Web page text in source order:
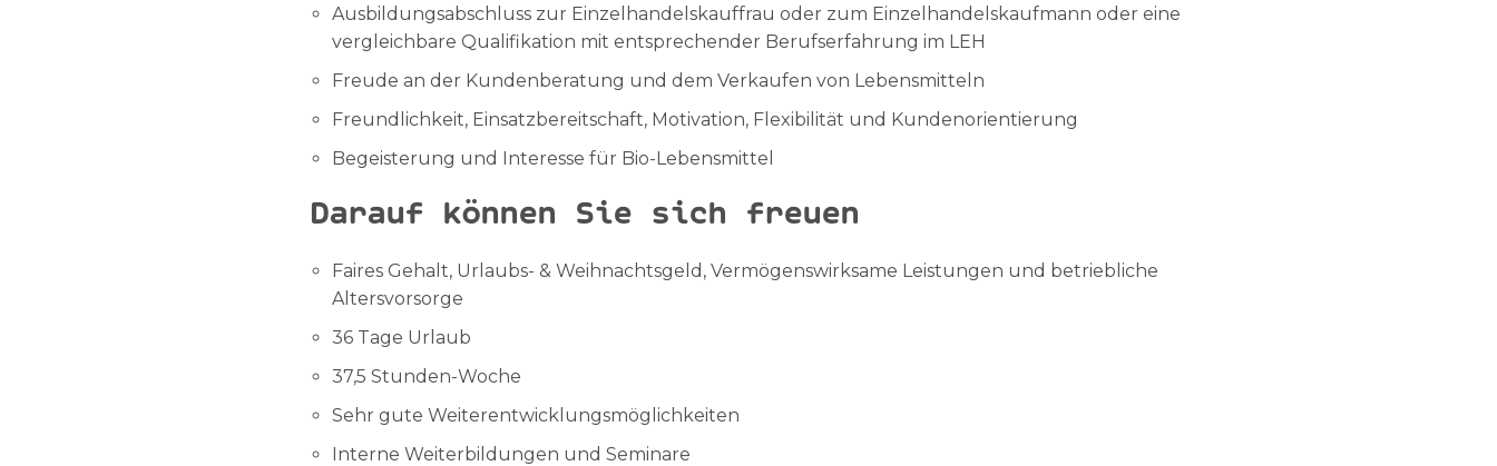
Ausbildungsabschluss zur Einzelhandelskauffrau oder zum Einzelhandelskaufmann oder eine
vergleichbare Qualifikation mit entsprechender Berufserfahrung im LEH
Freude an der Kundenberatung und dem Verkaufen von Lebensmitteln
Freundlichkeit, Einsatzbereitschaft, Motivation, Flexibilität und Kundenorientierung
Begeisterung und Interesse für Bio-Lebensmittel
Darauf können Sie sich freuen
Faires Gehalt, Urlaubs- & Weihnachtsgeld, Vermögenswirksame Leistungen und betriebliche
Altersvorsorge
36 Tage Urlaub
37,5 Stunden-Woche
Sehr gute Weiterentwicklungsmöglichkeiten
Interne Weiterbildungen und Seminare